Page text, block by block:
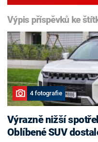
Výpis příspěvků ke
4 fotografie
Výrazně nižší
Oblíbené SUV